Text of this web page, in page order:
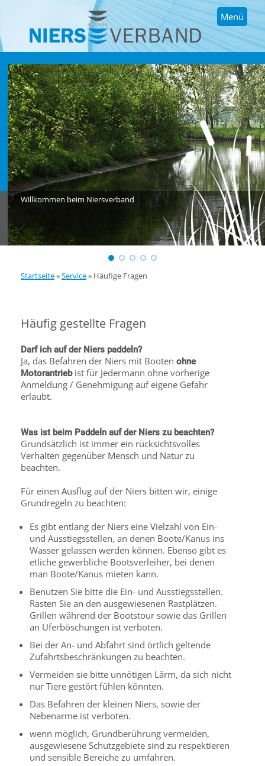
Menü
Willkommen beim Niersverband
Startseite»Service» Häufige Fragen
Häufig gestellte Fragen
Darf ich auf der Niers paddeln?
Ja, das Befahren der Niers mit Booten ohne
Motorantriebist für Jedermann ohne vorherige
Anmeldung / Genehmigung auf eigene Gefahr
erlaubt.
Was ist beim Paddeln auf der Niers zu beachten?
Grundsätzlich ist immer ein rücksichtsvolles
Verhalten gegenüber Mensch und Natur zu
beachten.
Für einen Ausflug auf der Niers bitten wir, einige
Grundregeln zu beachten:
Es gibt entlang der Niers eine Vielzahl von Ein-
und Ausstiegsstellen, an denen Boote/Kanus ins
Wasser gelassen werden können. Ebenso gibt es
etliche gewerbliche Bootsverleiher, bei denen
man Boote/Kanus mieten kann.
Benutzen Sie bitte die Ein- und Ausstiegsstellen.
Rasten Sie an den ausgewiesenen Rastplätzen.
Grillen während der Bootstour sowie das Grillen
an Uferböschungen ist verboten.
Bei der An- und Abfahrt sind örtlich geltende
Zufahrtsbeschränkungen zu beachten.
Vermeiden sie bitte unnötigen Lärm, da sich nicht
nur Tiere gestört fühlen könnten.
Das Befahren der kleinen Niers, sowie der
Nebenarme ist verboten.
wenn möglich, Grundberührung vermeiden,
ausgewiesene Schutzgebiete sind zu respektieren
und sensible Bereiche zu umfahren.